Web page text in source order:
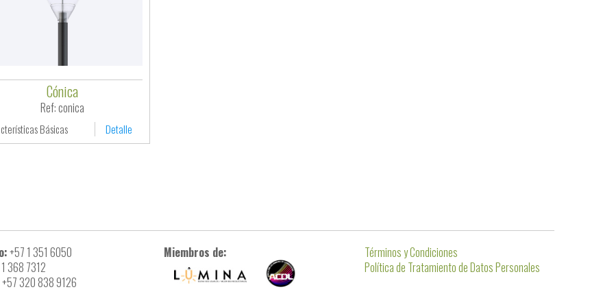
Cónica
Ref: conica
Básicas Detalle
+57 1 351 6050
368 7312
+57 320 838 9126
Miembros de:
Términos y Condiciones
Política de Tratamiento de Datos Personales